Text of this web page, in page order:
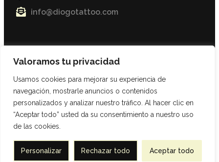
Valoramos tu privacidad
Usamos cookies para mejorar su experiencia de
navegación, mostrarle anuncios o contenidos
personalizados y analizar nuestro tráfico. Al hacer clic en
“Aceptar todo” usted da su consentimiento a nuestro uso
de las cookies.
Personalizar Rechazar todo Aceptar todo
info@diogotattoo.com
© 2025. Todos los derechos reservados.